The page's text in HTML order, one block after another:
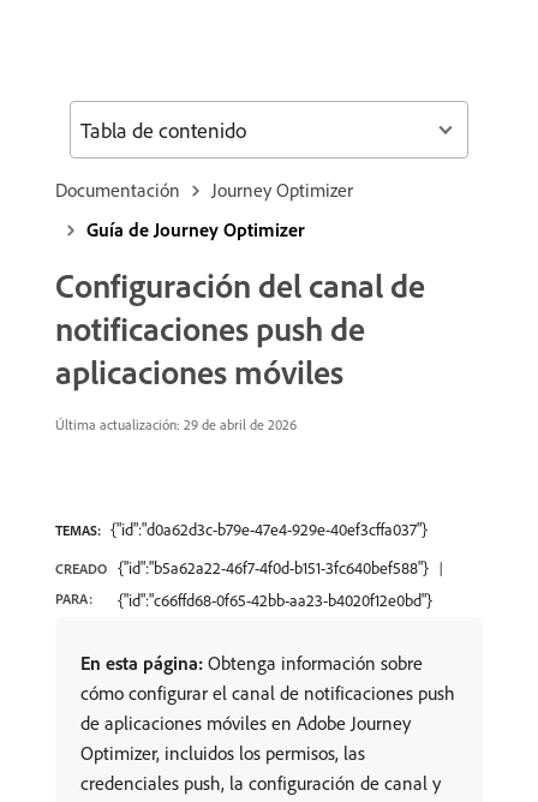
Documentación
Journey Optimizer
Guía de Journey Optimizer
Configuración del canal de
notificaciones push de
aplicaciones móviles
Última actualización: 29 de abril de 2026
TEMAS: {"id":"d0a62d3c-b79e-47e4-929e-40ef3cffa037"}
CREADO
PARA:
{"id":"b5a62a22-46f7-4f0d-b151-3fc640bef588"}
{"id":"c66ffd68-0f65-42bb-aa23-b4020f12e0bd"}
En esta página: Obtenga información sobre
cómo configurar el canal de notificaciones push
de aplicaciones móviles en Adobe Journey
Optimizer, incluidos los permisos, las
credenciales push, la configuración de canal y
Tabla de contenido